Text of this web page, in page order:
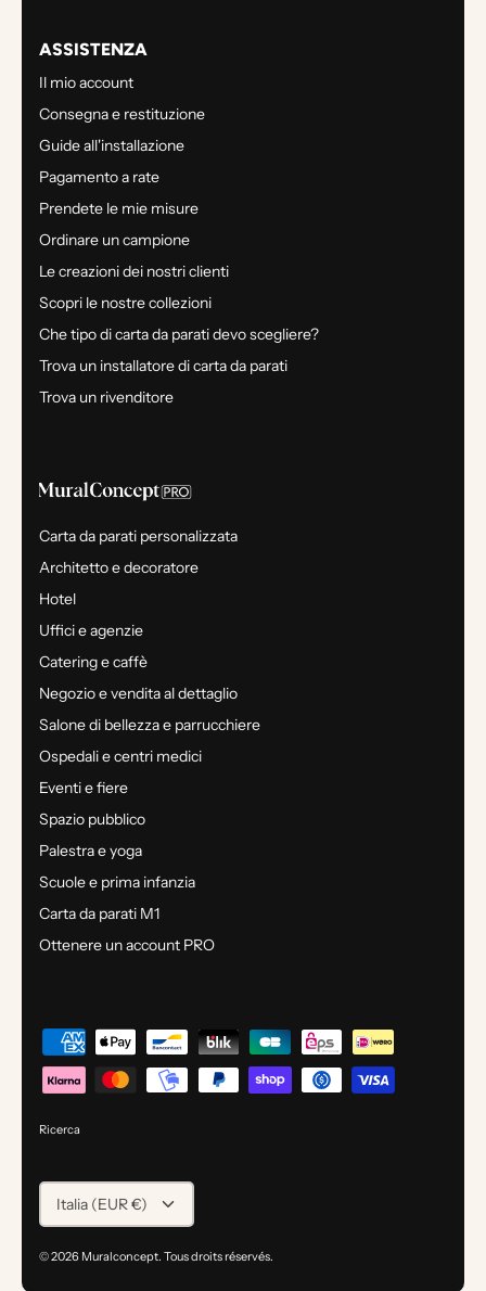
ASSISTENZA
Il mio account
Consegna e restituzione
Guide all'installazione
Pagamento a rate
Prendete le mie misure
Ordinare un campione
Le creazioni dei nostri clienti
Scopri le nostre collezioni
Che tipo di carta da parati devo scegliere?
Trova un installatore di carta da parati
Trova un rivenditore
Carta da parati personalizzata
Architetto e decoratore
Hotel
Uffici e agenzie
Catering e caffè
Negozio e vendita al dettaglio
Salone di bellezza e parrucchiere
Ospedali e centri medici
Eventi e fiere
Spazio pubblico
Palestra e yoga
Scuole e prima infanzia
Carta da parati M1
Ottenere un account PRO
Ricerca
VALUTA
Italia (EUR €)
© 2026 Muralconcept. Tous droits réservés.